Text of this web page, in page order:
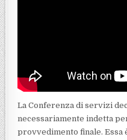
La Conferenza di servizi
necessariamente indetta
provvedimento finale. Essa